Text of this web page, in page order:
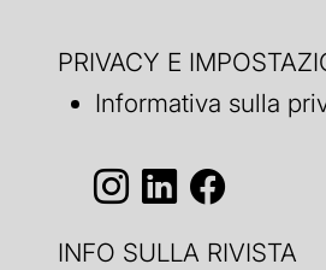
PRIVACY E
Informativa sulla
INFO SULLA RIVISTA